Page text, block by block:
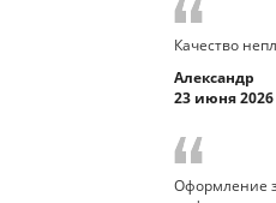
Качество
Александр
23 июня 2026
Оформление